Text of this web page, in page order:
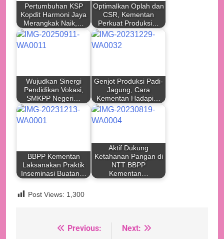
Pertumbuhan KSP
Kopdit Harmoni Jaya
Merangkak Naik,…
Optimalkan Oplah dan
CSR, Kementan
Perkuat Produksi…
Wujudkan Sinergi
Pendidikan Vokasi,
SMKPP Negeri…
Genjot Produksi Padi-
Jagung, Cara
Kementan Hadapi…
BBPP Kementan
Laksanakan Praktik
Inseminasi Buatan…
Aktif Dukung
Ketahanan Pangan di
NTT BBPP
Kementan…
Post Views: 1,300
NavigasiPrevious:
Next: